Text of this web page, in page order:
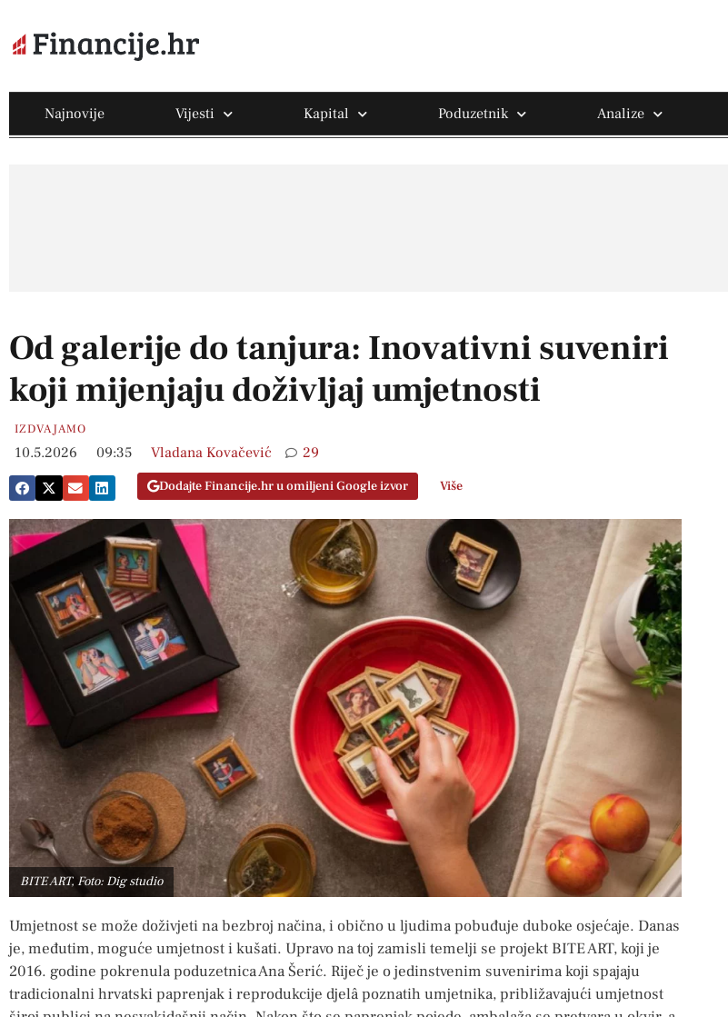
Najnovije Vijesti Kapital Poduzetnik Analize
Od galerije do tanjura: Inovativni suveniri
koji mijenjaju doživljaj umjetnosti
IZDVAJAMO
10.5.2026 09:35 Vladana Kovačević 29
Dodajte Financije.hr u omiljeni Google izvor Više
BITE ART, Foto: Dig studio
Umjetnost se može doživjeti na bezbroj načina, i obično u ljudima pobuđuje duboke osjećaje. Danas
je, međutim, moguće umjetnost i kušati. Upravo na toj zamisli temelji se projekt BITE ART, koji je
2016. godine pokrenula poduzetnica Ana Šerić. Riječ je o jedinstvenim suvenirima koji spajaju
tradicionalni hrvatski paprenjak i reprodukcije djelâ poznatih umjetnika, približavajući umjetnost